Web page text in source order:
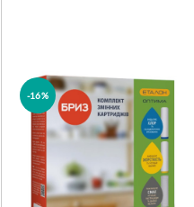
-16%